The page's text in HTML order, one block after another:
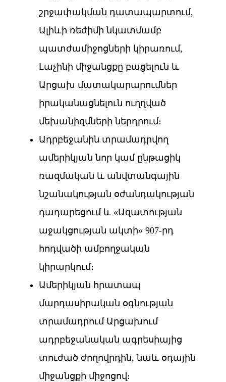
շրջափակման դատապարտում,
Ալիևի ռեժիմի նկատմամբ
պատժամիջոցների կիրառում,
Լաչինի միջանցքը բացելուն և
Արցախ մատակարարումներ
իրականացնելուն ուղղված
մեխանիզմների ներդրում։
Ադրբեջանին տրամադրվող
ամերիկյան նոր կամ ընթացիկ
ռազմական և անվտանգային
նշանակության օժանդակության
դադարեցում և «Ազատության
աջակցության ակտի» 907-րդ
հոդվածի ամբողջական
կիրարկում։
Ամերիկյան հրատապ
մարդասիրական օգնության
տրամադրում Արցախում
ադրբեջանական ագրեսիայից
տուժած ժողովրդին, նաև օդային
միջանցքի միջոցով։